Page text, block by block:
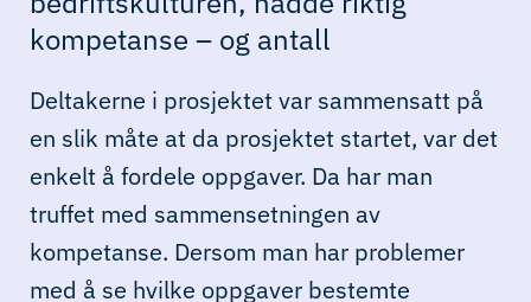
kompetanse – og antall
Deltakerne i prosjektet var sammensatt på
en slik måte at da prosjektet startet, var det
enkelt å fordele oppgaver. Da har man
truffet med sammensetningen av
kompetanse. Dersom man har problemer
med å se hvilke oppgaver bestemte